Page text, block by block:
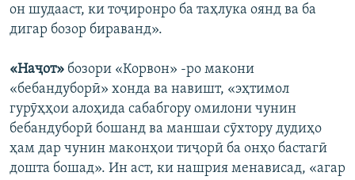
он шудааст, ки тоҷиронро ба таҳлука оянд ва ба
дигар бозор бираванд».
«Наҷот» бозори «Корвон» -ро макони
«бебандуборӣ» хонда ва навишт, «эҳтимол
гурӯҳҳои алоҳида сабабгору омилони чунин
бебандуборӣ бошанд ва маншаи сӯхтору дудиҳо
ҳам дар чунин маконҳои тиҷорӣ ба онҳо бастагӣ
дошта бошад». Ин аст, ки нашрия менависад, «агар